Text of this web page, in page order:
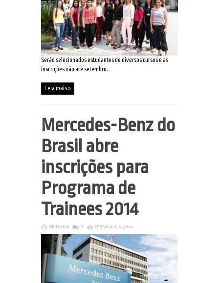
Serão selecionados estudantes de diversos cursos e as
inscrições vão até setembro.
Leia mais »
Mercedes-Benz do
Brasil abre
inscrições para
Programa de
Trainees 2014
28/07/2014 0 2719 Visualizações